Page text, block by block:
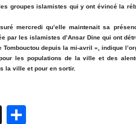
groupes islamistes qui y ont évincé la
mercredi qu’elle maintenait sa
par les islamistes d’Ansar Dine qui ont
Tombouctou depuis la mi-avril », indique
les populations de la ville et des
la ville et pour en sortir.
X